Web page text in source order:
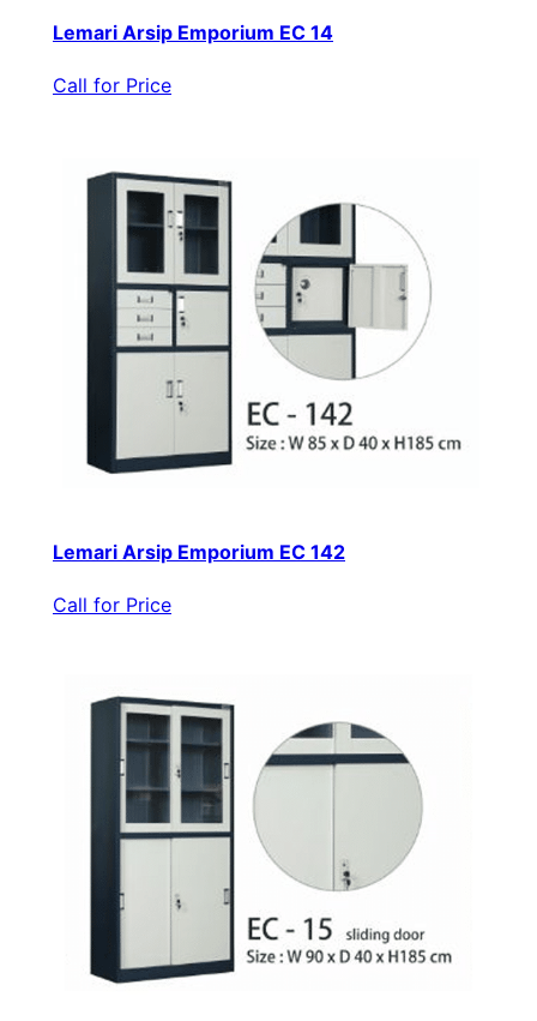
Lemari Arsip Emporium EC 14
Call for Price
Lemari Arsip Emporium EC 142
Call for Price